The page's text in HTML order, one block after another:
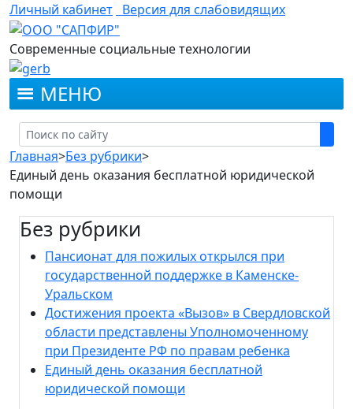
Личный кабинет Версия для слабовидящих
Современные социальные технологии
МЕНЮ
Главная>Без рубрики>
Единый день оказания бесплатной юридической
помощи
Без рубрики
Пансионат для пожилых открылся при
государственной поддержке в Каменске-
Уральском
Достижения проекта «Вызов» в Свердловской
области представлены Уполномоченному
при Президенте РФ по правам ребенка
Единый день оказания бесплатной
юридической помощи